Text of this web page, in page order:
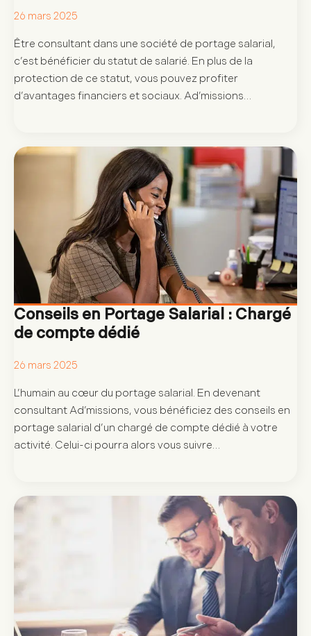
26 mars 2025
Être consultant dans une société de portage salarial,
c’est bénéficier du statut de salarié. En plus de la
protection de ce statut, vous pouvez profiter
d’avantages financiers et sociaux. Ad’missions…
Conseils en Portage Salarial : Chargé
de compte dédié
26 mars 2025
L’humain au cœur du portage salarial. En devenant
consultant Ad’missions, vous bénéficiez des conseils en
portage salarial d’un chargé de compte dédié à votre
activité. Celui-ci pourra alors vous suivre…